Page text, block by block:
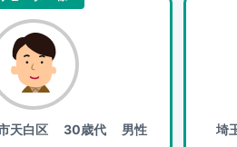
天白区30歳代 男性
埼